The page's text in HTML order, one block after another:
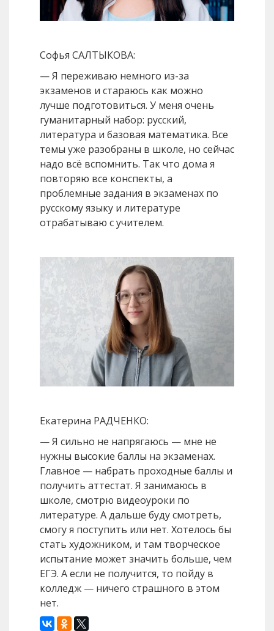
Софья САЛТЫКОВА:
— Я переживаю немного из-за
экзаменов и стараюсь как можно
лучше подготовиться. У меня очень
гуманитарный набор: русский,
литература и базовая математика. Все
темы уже разобраны в школе, но сейчас
надо всё вспомнить. Так что дома я
повторяю все конспекты, а
проблемные задания в экзаменах по
русскому языку и литературе
отрабатываю с учителем.
Екатерина РАДЧЕНКО:
— Я сильно не напрягаюсь — мне не
нужны высокие баллы на экзаменах.
Главное — набрать проходные баллы и
получить аттестат. Я занимаюсь в
школе, смотрю видеоуроки по
литературе. А дальше буду смотреть,
смогу я поступить или нет. Хотелось бы
стать художником, и там творческое
испытание может значить больше, чем
ЕГЭ. А если не получится, то пойду в
колледж — ничего страшного в этом
нет.